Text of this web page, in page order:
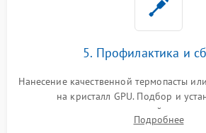
5. Профилактика и
Нанесение качественной термопасты
на кристалл GPU. Подбор и
термопрокладок правильной
питания. Монтаж радиатора и
Подробнее